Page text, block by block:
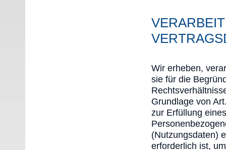
Wir erheben,
sie für die
Grundlage von
zur Erfüllung
(Nutzungsdaten)
erforderlich ist,